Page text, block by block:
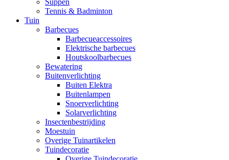
Suppen
Tennis & Badminton
Tuin
Barbecues
Barbecueaccessoires
Elektrische barbecues
Houtskoolbarbecues
Bewatering
Buitenverlichting
Buiten Elektra
Buitenlampen
Snoerverlichting
Solarverlichting
Insectenbestrijding
Moestuin
Overige Tuinartikelen
Tuindecoratie